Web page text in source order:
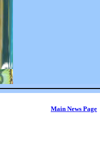
Main News Page